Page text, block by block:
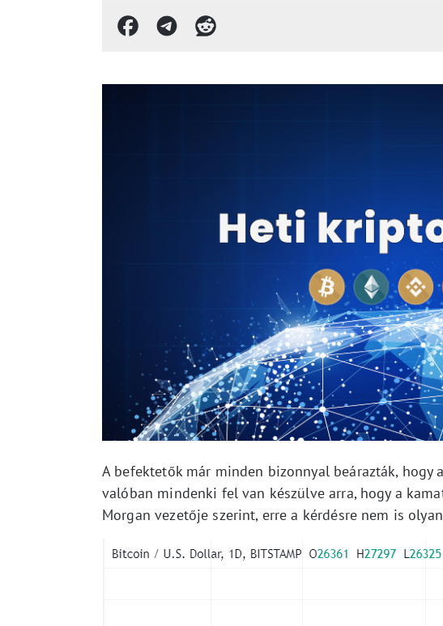
A befektetők már minden bizonnyal beárazták, hogy
valóban mindenki fel van készülve arra, hogy a
Morgan vezetője szerint, erre a kérdésre nem is